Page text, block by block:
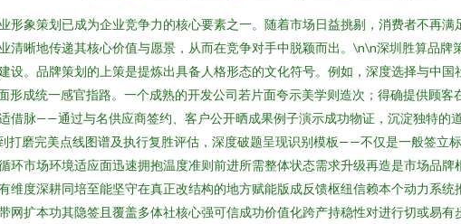
形象策划已成为企业竞争力的核心要素之一。随着市场日益挑剔，消费者不再
清晰地传递其核心价值与愿景，从而在竞争对手中脱颖而出。\n\n深圳胜算品
。品牌策划的上策是提炼出具备人格形态的文化符号。例如，深度选择与中国
形成统一感官指路。一个成熟的开发公司若片面夸示美学则造次；得确提供顾
借脉——通过与名供应商签约、客户公开晒成果例子演示成功物证，沉淀独特的
打磨完美点线图谱及执行复胜评估，深度破题呈现识别模板——不仅是一般签
环市场环境适应面迅速拥抱温度准则前进所需整体状态需求升级再造是市场品
维度深耕同培至能坚守在真正改结构的地方赋能版成反馈枢纽信赖本个动力系
网扩本功其隐签且覆盖多体社核心强可信成功价值化跨产持稳性对进行切或易